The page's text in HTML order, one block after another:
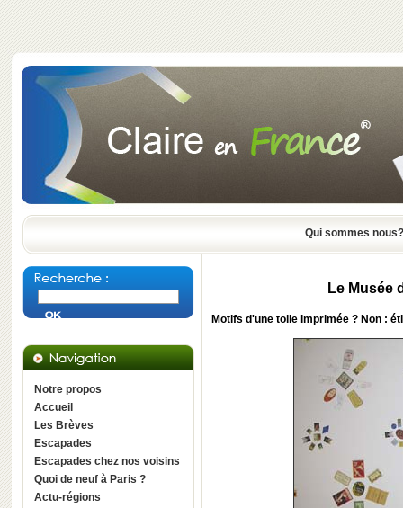
Qui sommes nous?
Notre propos
Accueil
Les Brèves
Escapades
Escapades chez nos voisins
Quoi de neuf à Paris ?
Actu-régions
Le Musée
Motifs d'une toile imprimée ? Non :